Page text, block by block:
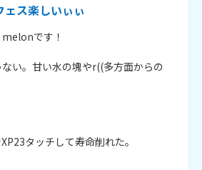
ェス楽しいぃぃ
です！
い。甘い水の塊やr((多方面からの
タッチして寿命削れた。